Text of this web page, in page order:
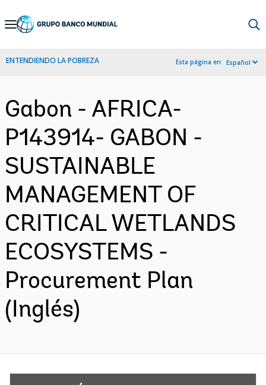
Skip
Navigation
ENTENDIENDO LA POBREZA Esta página en: Español
Gabon - AFRICA-
P143914- GABON -
SUSTAINABLE
MANAGEMENT OF
CRITICAL WETLANDS
ECOSYSTEMS -
Procurement Plan
(Inglés)